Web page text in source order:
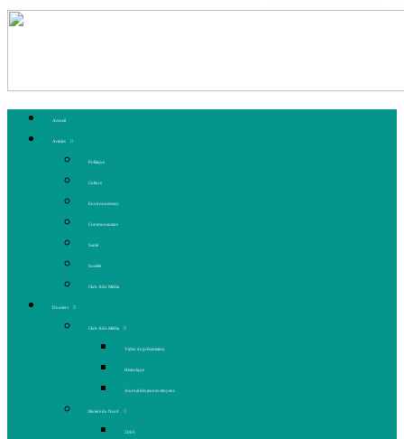
Accueil
Articles
Politique
Culture
Environnement
Communautaire
Santé
Société
Club Ado Média
Dossiers
Club Ado Média
Vidéo de présentation
Historique
Journal des jeunes citoyens
Rivière du Nord
2005